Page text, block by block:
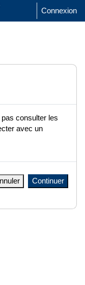
Connexion
consulter les
avec un
Continuer